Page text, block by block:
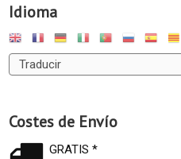
Idioma
Costes de Envío
GRATIS *